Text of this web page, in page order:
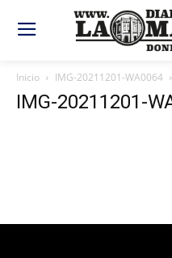
Inicio IMG-20211201-WA0064
IMG-20211201-